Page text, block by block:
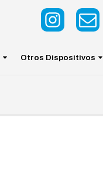
Otros Dispositivos